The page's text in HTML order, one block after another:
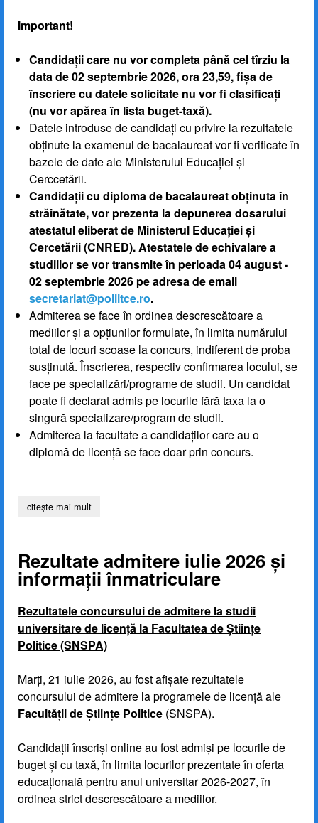
Important!
Candidații care nu vor completa până cel tîrziu la
data de 02 septembrie 2026, ora 23,59, fișa de
înscriere cu datele solicitate nu vor fi clasificați
(nu vor apărea în lista buget-taxă).
Datele introduse de candidați cu privire la rezultatele
obținute la examenul de bacalaureat vor fi verificate în
bazele de date ale Ministerului Educației și
Cerccetării.
Candidații cu diploma de bacalaureat obținuta în
străinătate, vor prezenta la depunerea dosarului
atestatul eliberat de Ministerul Educației și
Cercetării (CNRED). Atestatele de echivalare a
studiilor se vor transmite în perioada 04 august -
02 septembrie 2026 pe adresa de email
secretariat@poliitce.ro.
Admiterea se face în ordinea descrescătoare a
mediilor și a opțiunilor formulate, în limita numărului
total de locuri scoase la concurs, indiferent de proba
susținută. Înscrierea, respectiv confirmarea locului, se
face pe specializări/programe de studii. Un candidat
poate fi declarat admis pe locurile fără taxa la o
singură specializare/program de studii.
Admiterea la facultate a candidaților care au o
diplomă de licență se face doar prin concurs.
citește mai multdespre admiterea la studii universitare de licenta
Rezultate admitere iulie 2026 și
informații înmatriculare
Rezultatele concursului de admitere la studii
universitare de licență la Facultatea de Științe
Politice (SNSPA)
Marți, 21 iulie 2026, au fost afișate rezultatele
concursului de admitere la programele de licență ale
Facultății de Științe Politice (SNSPA).
Candidații înscriși online au fost admiși pe locurile de
buget și cu taxă, în limita locurilor prezentate în oferta
educațională pentru anul universitar 2026-2027, în
ordinea strict descrescătoare a mediilor.